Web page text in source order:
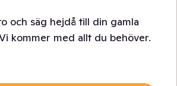
och säg hejdå till din gamla
kommer med allt du behöver.